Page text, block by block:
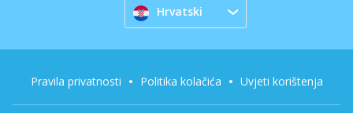
Hrvatski
Pravila privatnosti Politika kolačića Uvjeti korištenja